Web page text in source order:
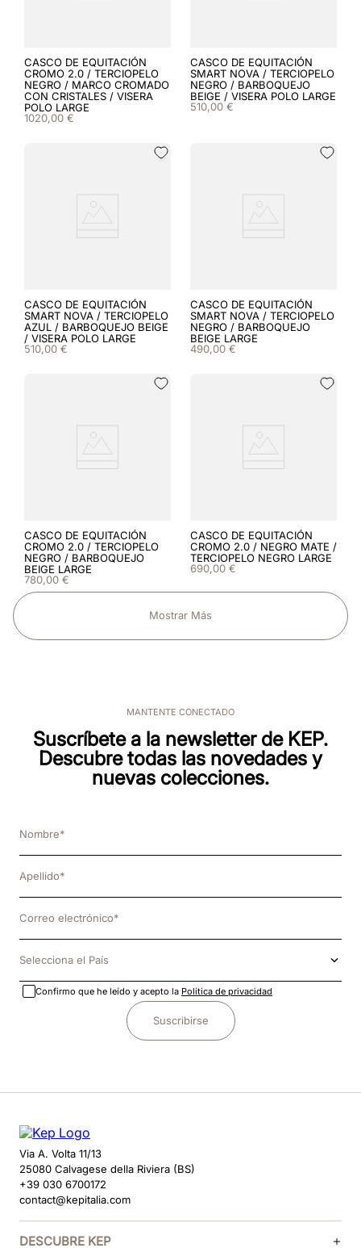
CASCO DE EQUITACIÓN
CROMO 2.0 / TERCIOPELO
NEGRO / MARCO CROMADO
CON CRISTALES / VISERA
POLO LARGE
1020,00 €
CASCO DE EQUITACIÓN
SMART NOVA / TERCIOPELO
NEGRO / BARBOQUEJO
BEIGE / VISERA POLO LARGE
510,00 €
CASCO DE EQUITACIÓN
SMART NOVA / TERCIOPELO
AZUL / BARBOQUEJO BEIGE
/ VISERA POLO LARGE
510,00 €
CASCO DE EQUITACIÓN
SMART NOVA / TERCIOPELO
NEGRO / BARBOQUEJO
BEIGE LARGE
490,00 €
CASCO DE EQUITACIÓN
CROMO 2.0 / TERCIOPELO
NEGRO / BARBOQUEJO
BEIGE LARGE
780,00 €
CASCO DE EQUITACIÓN
CROMO 2.0 / NEGRO MATE /
TERCIOPELO NEGRO LARGE
690,00 €
Mostrar Más
MANTENTE CONECTADO
Suscríbete a la newsletter de KEP.
Descubre todas las novedades y
nuevas colecciones.
Selecciona el País
Confirmo que he leído y acepto la Política de privacidad
Suscribirse
Via A. Volta 11/13
25080 Calvagese della Riviera (BS)
+39 030 6700172
contact@kepitalia.com
DESCUBRE KEP